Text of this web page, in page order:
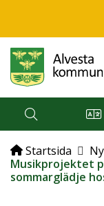
Startsida
Musikprojektet
sommarglädje